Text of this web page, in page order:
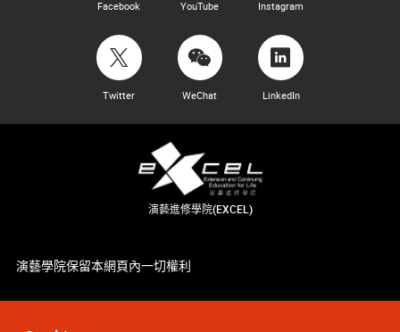
Facebook YouTube Instagram
Twitter WeChat LinkedIn
演藝進修學院(EXCEL)
演藝學院保留本網頁內一切權利